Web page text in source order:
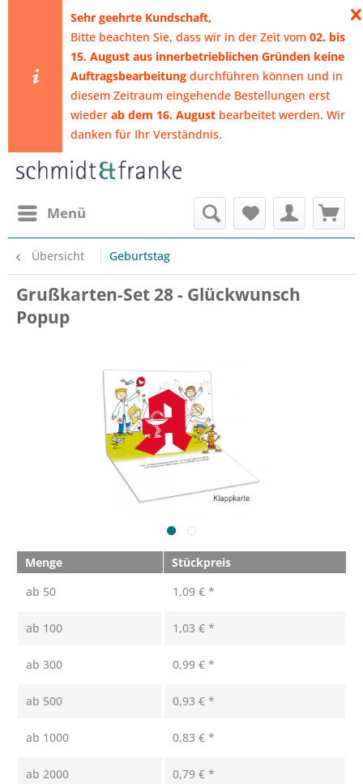
​Sehr geehrte Kundschaft,
Bitte beachten Sie, dass wir in der Zeit vom02. bis
15. August aus innerbetrieblichen Gründen keine
Auftragsbearbeitungdurchführen können und in
diesem Zeitraum eingehende Bestellungen erst
wiederab dem 16. August bearbeitet werden. Wir
danken für Ihr Verständnis.
Menü
Übersicht Geburtstag
Grußkarten-Set 28 - Glückwunsch
Popup
Menge
Stückpreis
ab 50 1,09 € *
ab 100 1,03 € *
ab 300 0,99 € *
ab 500 0,93 € *
ab 1000 0,83 € *
ab 2000
0,79 € *